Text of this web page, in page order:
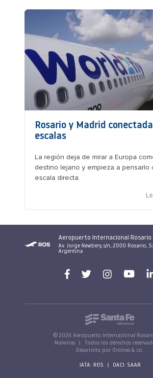
Rosario y Madrid
escalas
La región deja de mirar a Europa
destino lejano y empieza a pensarlo
escala directa.
Aeropuerto Internacional Rosario
Av. Jorge Newbery, s/n, 2000 Rosario,
Argentina
© 2026 Aeropuerto Internacional
Malvinas
Todos los derechos
Desarrollo por Onlines & co.
IATA: ROS OACI: SAAR